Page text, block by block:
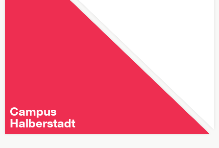
Campus
Halberstadt
Campus
Halberstadt